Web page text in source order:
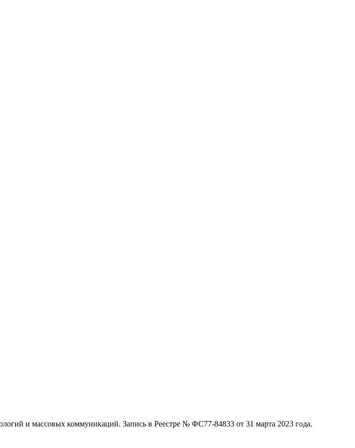
и массовых коммуникаций. Запись в Реестре № ФС77-84833 от 31 марта 2023 года.